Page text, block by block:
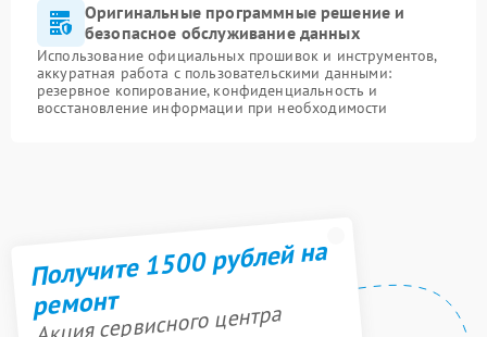
Оригинальные программные решение и
безопасное обслуживание данных
Использование официальных прошивок и инструментов,
аккуратная работа с пользовательскими данными:
резервное копирование, конфиденциальность и
восстановление информации при необходимости
Получите 1500 рублей на
ремонт
Акция сервисного центра